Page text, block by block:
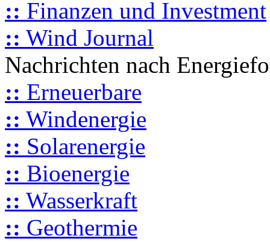
:: Finanzen und Investment
:: Wind Journal
Nachrichten nach
:: Erneuerbare
:: Windenergie
:: Solarenergie
:: Bioenergie
:: Wasserkraft
:: Geothermie